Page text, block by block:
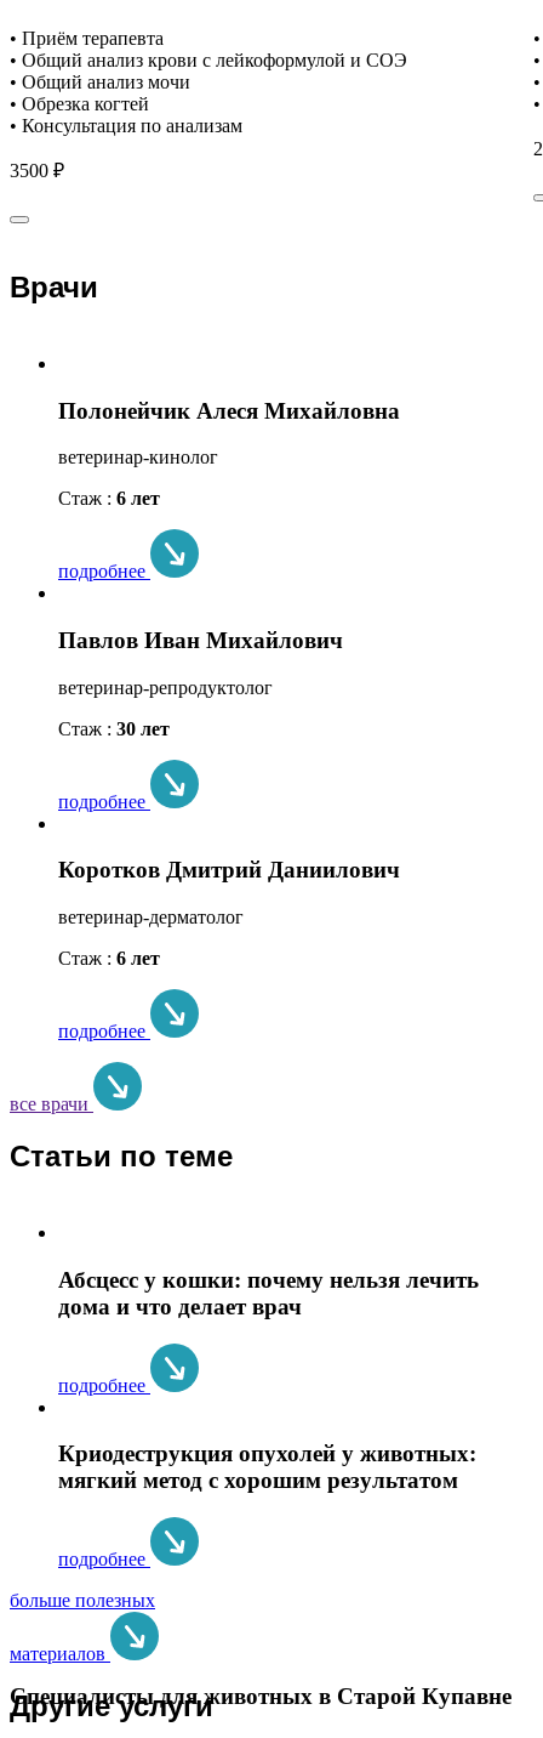
• Приём терапевта
• Общий анализ крови с лейкоформулой и СОЭ
• Общий анализ мочи
• Обрезка когтей
• Консультация по анализам
3500 ₽
Врачи
Полонейчик Алеся Михайловна
ветеринар-кинолог
Стаж : 6 лет
подробнее
Павлов Иван Михайлович
ветеринар-репродуктолог
Стаж : 30 лет
подробнее
Коротков Дмитрий Даниилович
ветеринар-дерматолог
Стаж : 6 лет
подробнее
все врачи
Статьи по теме
Абсцесс у кошки: почему нельзя лечить
дома и что делает врач
подробнее
Криодеструкция опухолей у животных:
мягкий метод с хорошим результатом
подробнее
больше полезных
материалов
Другие услуги
Специалисты для животных в Старой Купавне